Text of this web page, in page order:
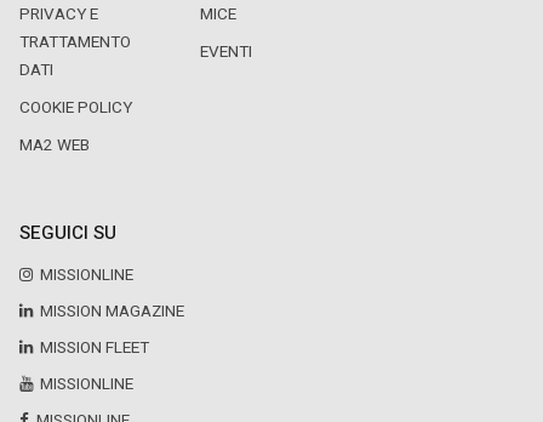
PRIVACY E
TRATTAMENTO
DATI
COOKIE POLICY
MA2 WEB
MICE
EVENTI
SEGUICI SU
MISSIONLINE
MISSION MAGAZINE
MISSION FLEET
MISSIONLINE